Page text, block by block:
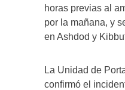
horas previas al
por la mañana, y
en Ashdod y
La Unidad de
confirmó el